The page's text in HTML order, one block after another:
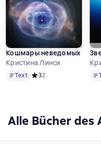
Кошмары неведомых
Кристина Линси
TextText Средний рейтинг 3 на
32
Alle Bücher des